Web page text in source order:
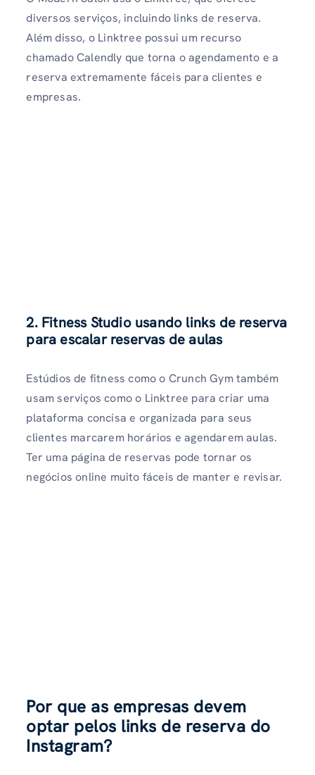
diversos serviços, incluindo links de reserva.
Além disso, o Linktree possui um recurso
chamado Calendly que torna o agendamento e a
reserva extremamente fáceis para clientes e
empresas.
2. Fitness Studio usando links de reserva
para escalar reservas de aulas
Estúdios de fitness como o Crunch Gym também
usam serviços como o Linktree para criar uma
plataforma concisa e organizada para seus
clientes marcarem horários e agendarem aulas.
Ter uma página de reservas pode tornar os
negócios online muito fáceis de manter e revisar.
Por que as empresas devem
optar pelos links de reserva do
Instagram?